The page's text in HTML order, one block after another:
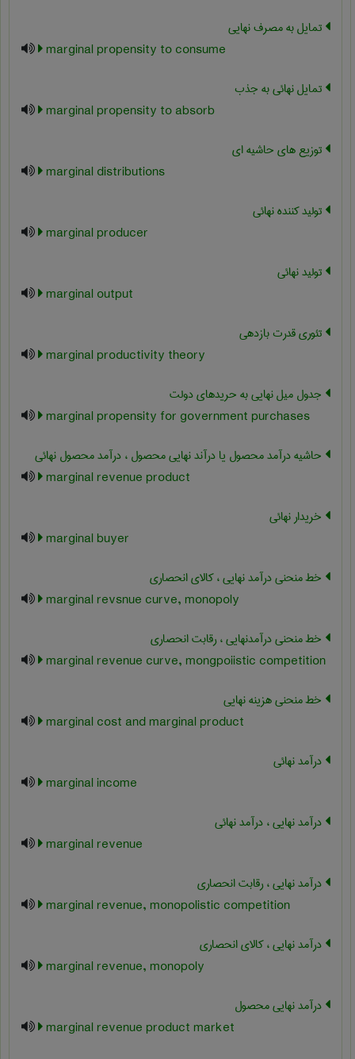
تمایل به مصرف نهایی
marginal propensity to consume
تمایل نهائی به جذب
marginal propensity to absorb
توزیع های حاشیه ای
marginal distributions
تولید کننده نهائی
marginal producer
تولید نهائی
marginal output
تئوری قدرت بازدهی
marginal productivity theory
جدول میل نهایی به حریدهای دولت
marginal propensity for government purchases
حاشیه درآمد محصول یا درآند نهایی محصول ، درآمد محصول نهائی
marginal revenue product
خریدار نهائی
marginal buyer
خط منحنی درآمد نهایی ، کالای انحصاری
marginal revsnue curve, monopoly
خط منحنی درآمدنهایی ، رقابت انحصاری
marginal revenue curve, mongpoiistic competition
خط منحنی هزینه نهایی
marginal cost and marginal product
درآمد نهائی
marginal income
درآمد نهایی ، درآمد نهائی
marginal revenue
درآمد نهایی ، رقابت انحصاری
marginal revenue, monopolistic competition
درآمد نهایی ، کالای انحصاری
marginal revenue, monopoly
درآمد نهایی محصول
marginal revenue product market